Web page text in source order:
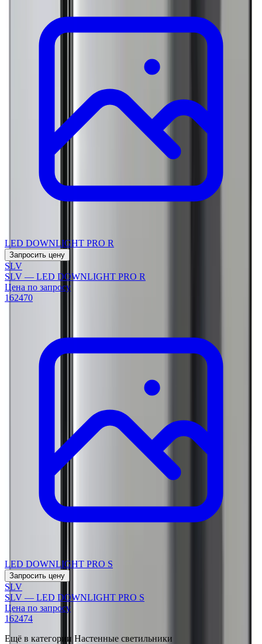
LED DOWNLIGHT PRO R
Запросить цену
SLV
SLV — LED DOWNLIGHT PRO R
Цена по запросу
162470
LED DOWNLIGHT PRO S
Запросить цену
SLV
SLV — LED DOWNLIGHT PRO S
Цена по запросу
162474
Ещё в категории Настенные светильники